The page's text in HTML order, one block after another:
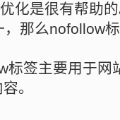
化是很有帮助
那么nofollow
标签主要用于网
。